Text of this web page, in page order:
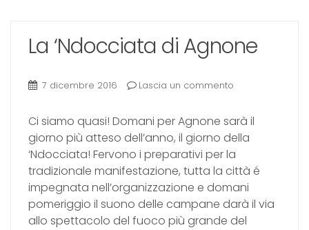
La ‘Ndocciata di Agnone
7 dicembre 2016 Lascia un commento
Ci siamo quasi! Domani per Agnone sarà il
giorno più atteso dell’anno, il giorno della
‘Ndocciata! Fervono i preparativi per la
tradizionale manifestazione, tutta la città é
impegnata nell’organizzazione e domani
pomeriggio il suono delle campane darà il via
allo spettacolo del fuoco più grande del